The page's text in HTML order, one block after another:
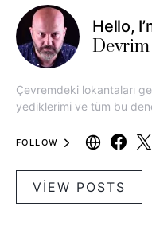
Hello,
Çevremdeki lokantaları
yediklerimi ve tüm bu
FOLLOW
VIEW POSTS